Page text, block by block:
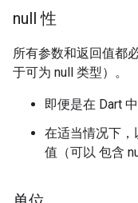
null 性
所有参数和返回值都
于可为 null 类型）。
即便是在 Dart 中
在适当情况下，
值 （可以 包含